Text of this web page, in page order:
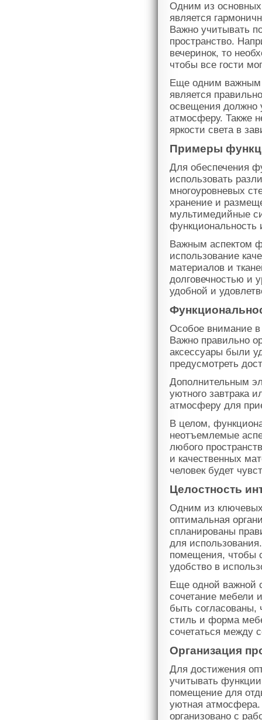
Одним из основных
является
Важно учитывать
пространство.
вечеринок, то
чтобы все гости
Еще одним важным
является
освещения должно
атмосферу. Также
яркости света в
Примеры
Для обеспечения
использовать
многоуровневых
хранение и
мультимедийные
функциональность
Важным аспектом
использование
материалов и
долговечностью и
удобной и
Особое внимание в
Важно правильно
аксессуары были
предусмотреть
Дополнительным
уютного завтрака
атмосферу для
В целом,
неотъемлемые
любого
и качественных
человек будет
Целостность
Одним из ключевых
оптимальная
спланированы
для
помещения, чтобы
удобство в
Еще одной важной
сочетание мебели
быть согласованы,
стиль и форма
сочетаться между
Организация
Для достижения
учитывать
помещение для
уютная
организовано с